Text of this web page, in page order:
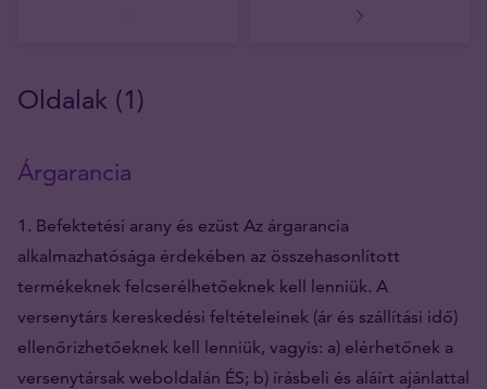
Oldalak (1)
Árgarancia
1. Befektetési arany és ezüst Az árgarancia
alkalmazhatósága érdekében az összehasonlított
termékeknek felcserélhetőeknek kell lenniük. A
versenytárs kereskedési feltételeinek (ár és szállítási idő)
ellenőrizhetőeknek kell lenniük, vagyis: a) elérhetőnek a
versenytársak weboldalán ÉS; b) írásbeli és aláírt ajánlattal